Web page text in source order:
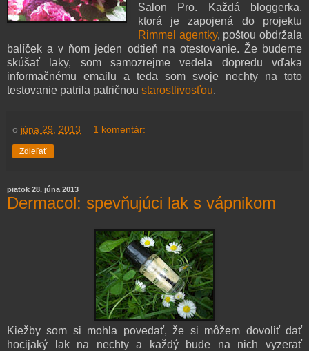
Salon Pro. Každá bloggerka,
ktorá je zapojená do projektu
Rimmel agentky, poštou obdržala
balíček a v ňom jeden odtieň na otestovanie. Že budeme
skúšať laky, som samozrejme vedela dopredu vďaka
informačnému emailu a teda som svoje nechty na toto
testovanie patrila patričnou starostlivosťou.
o júna 29, 2013 1 komentár:
Zdieľať
piatok 28. júna 2013
Dermacol: spevňujúci lak s vápnikom
Kiežby som si mohla povedať, že si môžem dovoliť dať
hocijaký lak na nechty a každý bude na nich vyzerať